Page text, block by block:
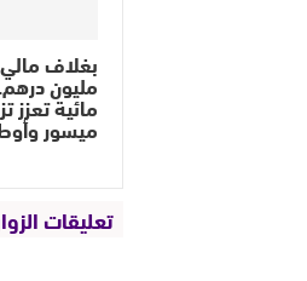
مليون
مائية تعزز
ميسور
تعليقات